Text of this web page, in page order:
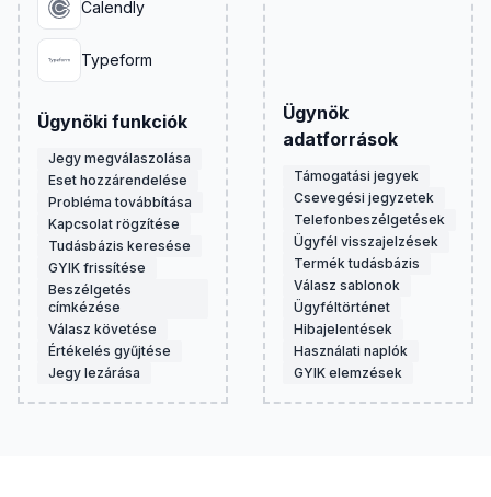
Calendly
Typeform
Ügynöki funkciók
Jegy megválaszolása
Eset hozzárendelése
Probléma továbbítása
Kapcsolat rögzítése
Tudásbázis keresése
GYIK frissítése
Beszélgetés
címkézése
Válasz követése
Értékelés gyűjtése
Jegy lezárása
Ügynök
adatforrások
Támogatási jegyek
Csevegési jegyzetek
Telefonbeszélgetések
Ügyfél visszajelzések
Termék tudásbázis
Válasz sablonok
Ügyféltörténet
Hibajelentések
Használati naplók
GYIK elemzések